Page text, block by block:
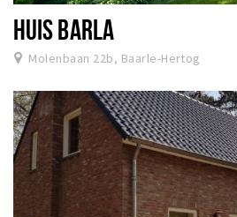
HUIS BARLA
Molenbaan 22b, Baarle-Hertog